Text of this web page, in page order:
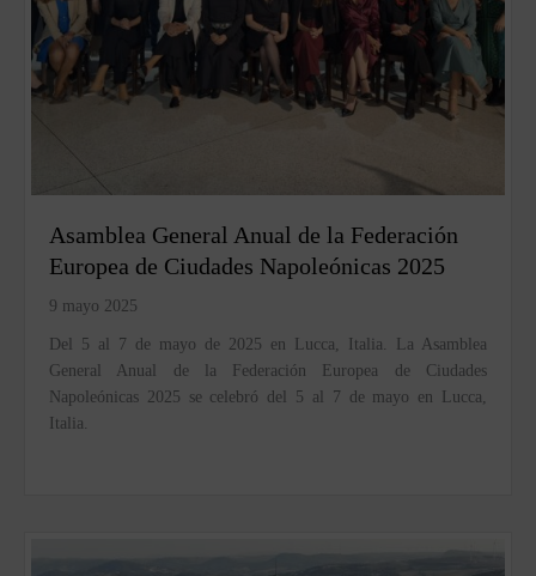
Asamblea General Anual de la Federación
Europea de Ciudades Napoleónicas 2025
9 mayo 2025
Del 5 al 7 de mayo de 2025 en Lucca, Italia. La Asamblea
General Anual de la Federación Europea de Ciudades
Napoleónicas 2025 se celebró del 5 al 7 de mayo en Lucca,
Italia.